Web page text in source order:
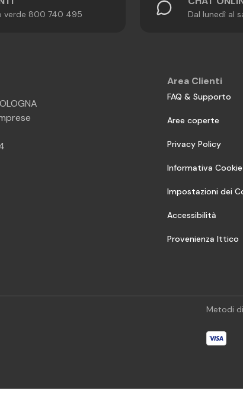
verde 800 740 495 Dal lunedì al
Area Clienti
FAQ & Supporto
Aree coperte
Privacy Policy
Informativa Cookie
Impostazioni dei
Accessibilità
Provenienza Ittico
Metodi